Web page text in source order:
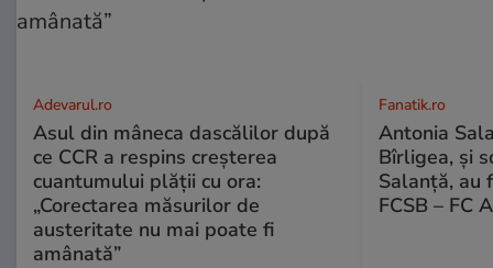
Adevarul.ro
Asul din mâneca dascălilor după
ce CCR a respins creșterea
cuantumului plății cu ora:
„Corectarea măsurilor de
austeritate nu mai poate fi
amânată”
Fanatik.ro
Antonia
Bîrligea, și
Salanță, au
FCSB – FC